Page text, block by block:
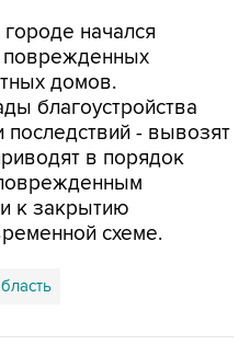
начался
домов.
благоустройства
- вывозят
в порядок
к закрытию
схеме.